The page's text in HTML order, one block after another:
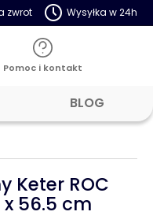
zwrot Wysyłka w 24h
Pomoc i kontakt
BLOG
Keter ROC
56.5 cm